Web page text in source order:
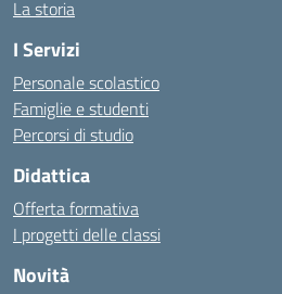
La storia
I Servizi
Personale scolastico
Famiglie e studenti
Percorsi di studio
Didattica
Offerta formativa
I progetti delle classi
Novità